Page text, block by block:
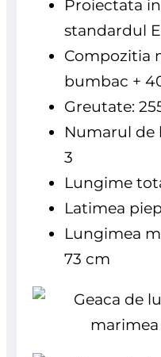
Proiectata
standardul
Compozitia
bumbac +
Greutate:
Numarul de
3
Lungime
Latimea
Lungimea
73 cm